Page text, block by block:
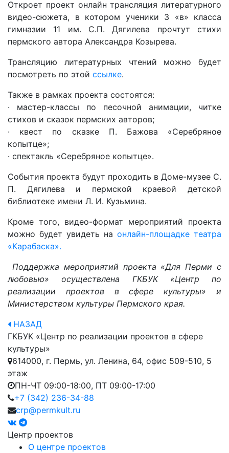
Откроет проект онлайн трансляция литературного
видео-сюжета, в котором ученики 3 «в» класса
гимназии 11 им. С.П. Дягилева прочтут стихи
пермского автора Александра Козырева.
Трансляцию литературных чтений можно будет
посмотреть по этой ссылке.
Также в рамках проекта состоятся:
· мастер-классы по песочной анимации, читке
стихов и сказок пермских авторов;
· квест по сказке П. Бажова «Серебряное
копытце»;
· спектакль «Серебряное копытце».
События проекта будут проходить в Доме-музее С.
П. Дягилева и пермской краевой детской
библиотеке имени Л. И. Кузьмина.
Кроме того, видео-формат мероприятий проекта
можно будет увидеть на онлайн-площадке театра
«Карабаска».
Поддержка мероприятий проекта «Для Перми с
любовью» осуществлена ГКБУК «Центр по
реализации проектов в сфере культуры» и
Министерством культуры Пермского края.
НАЗАД
ГКБУК «Центр по реализации проектов в сфере
культуры»
614000, г. Пермь, ул. Ленина, 64, офис 509-510, 5
этаж
ПН-ЧТ 09:00-18:00, ПТ 09:00-17:00
+7 (342) 236-34-88
crp@permkult.ru
Центр проектов
О центре проектов